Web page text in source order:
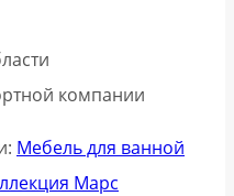
компании
Мебель для ванной
Марс